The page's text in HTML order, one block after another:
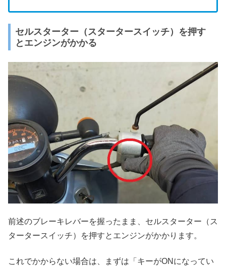
セルスターター（スタータースイッチ）を押す
とエンジンがかかる
前述のブレーキレバーを握ったまま、セルスターター（ス
タータースイッチ）を押すとエンジンがかかります。
これでかからない場合は、まずは「キーがONになってい